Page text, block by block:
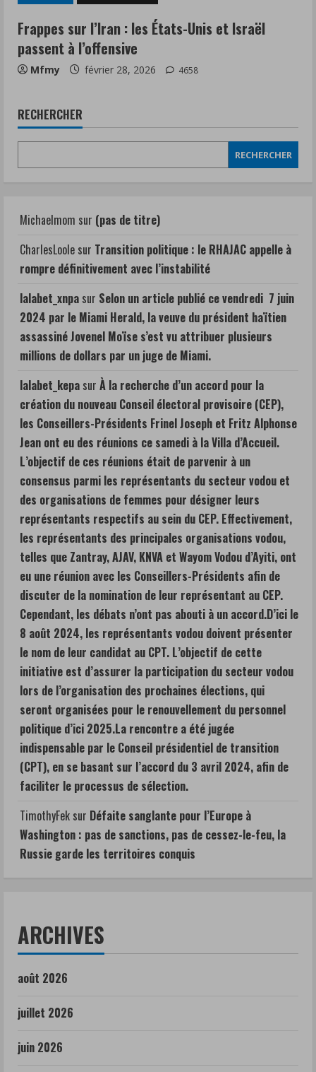
Frappes sur l’Iran : les États-Unis et Israël
passent à l’offensive
Mfmy février 28, 2026 4658
RECHERCHER
RECHERCHER
Michaelmom sur (pas de titre)
CharlesLoole sur Transition politique : le RHAJAC appelle à
rompre définitivement avec l’instabilité
lalabet_xnpa sur Selon un article publié ce vendredi 7 juin
2024 par le Miami Herald, la veuve du président haïtien
assassiné Jovenel Moïse s’est vu attribuer plusieurs
millions de dollars par un juge de Miami.
lalabet_kepa sur À la recherche d’un accord pour la
création du nouveau Conseil électoral provisoire (CEP),
les Conseillers-Présidents Frinel Joseph et Fritz Alphonse
Jean ont eu des réunions ce samedi à la Villa d’Accueil.
L’objectif de ces réunions était de parvenir à un
consensus parmi les représentants du secteur vodou et
des organisations de femmes pour désigner leurs
représentants respectifs au sein du CEP. Effectivement,
les représentants des principales organisations vodou,
telles que Zantray, AJAV, KNVA et Wayom Vodou d’Ayiti, ont
eu une réunion avec les Conseillers-Présidents afin de
discuter de la nomination de leur représentant au CEP.
Cependant, les débats n’ont pas abouti à un accord.D’ici le
8 août 2024, les représentants vodou doivent présenter
le nom de leur candidat au CPT. L’objectif de cette
initiative est d’assurer la participation du secteur vodou
lors de l’organisation des prochaines élections, qui
seront organisées pour le renouvellement du personnel
politique d’ici 2025.La rencontre a été jugée
indispensable par le Conseil présidentiel de transition
(CPT), en se basant sur l’accord du 3 avril 2024, afin de
faciliter le processus de sélection.
TimothyFek sur Défaite sanglante pour l’Europe à
Washington : pas de sanctions, pas de cessez-le-feu, la
Russie garde les territoires conquis
ARCHIVES
août 2026
juillet 2026
juin 2026